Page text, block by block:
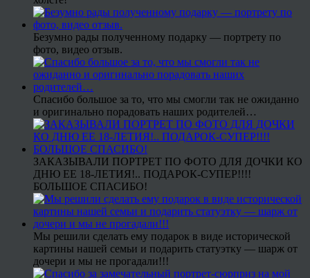
Безумно рады полученному подарку — портрету по
фото, видео отзыв.
Спасибо большое за то, что мы смогли так не ожиданно
и оригинально порадовать наших родителей…
ЗАКАЗЫВАЛИ ПОРТРЕТ ПО ФОТО ДЛЯ ДОЧКИ КО
ДНЮ ЕЕ 18-ЛЕТИЯ!.. ПОДАРОК-СУПЕР!!!!
БОЛЬШОЕ СПАСИБО!
Мы решили сделать ему подарок в виде исторической
картины нашей семьи и подарить статуэтку — шарж от
дочери и мы не прогадали!!!